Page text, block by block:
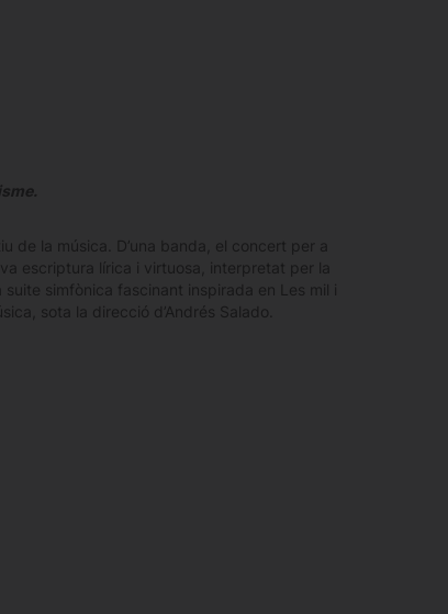
la música. D’una banda, el concert per a
escriptura lírica i virtuosa, interpretat per la
suite simfònica fascinant inspirada en Les mil i
sota la direcció d’Andrés Salado.